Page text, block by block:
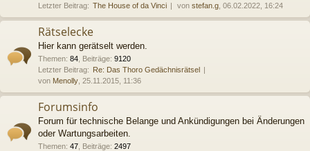
Letzter Beitrag: The House of da Vinci von stefan.g , 06.02.2022, 16:24
Rätselecke
Hier kann gerätselt werden.
Themen: 84 Beiträge: 9120
Letzter Beitrag: Re: Das Thoro Gedächnisrätsel
von Menolly , 25.11.2015, 11:36
Forumsinfo
Forum für technische Belange und Ankündigungen bei Änderungen
oder Wartungsarbeiten.
Themen: 47 Beiträge: 2497